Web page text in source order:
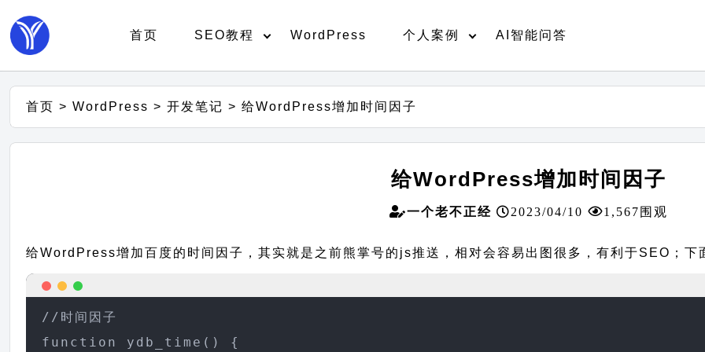
首页 SEO教程 WordPress 个人案例 AI智能问答
首页 >WordPress >开发笔记 >给WordPress增加时间因子
给WordPress增加时间因子
一个老不正经 2023/04/10 1,567围观
给WordPress增加百度的时间因子，其实就是之前熊掌号的js推送，相对会容易出图很多，有利于SEO；下
//时间因子
function ydb_time() {